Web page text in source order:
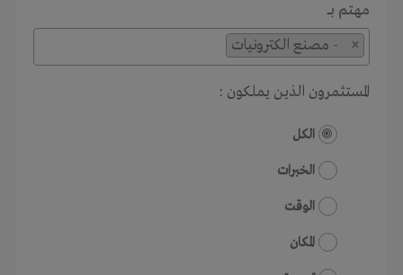
مهتم بـــ
×
- مصنع الكترونيات
المستثمرون الذين يملكون :
الكل
الخبرات
الوقت
المكان